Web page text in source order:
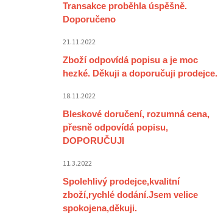
Transakce proběhla úspěšně.
Doporučeno
21.11.2022
Zboží odpovídá popisu a je moc
hezké. Děkuji a doporučuji prodejce.
18.11.2022
Bleskové doručení, rozumná cena,
přesně odpovídá popisu,
DOPORUČUJI
11.3.2022
Spolehlivý prodejce,kvalitní
zboží,rychlé dodání.Jsem velice
spokojena,děkuji.